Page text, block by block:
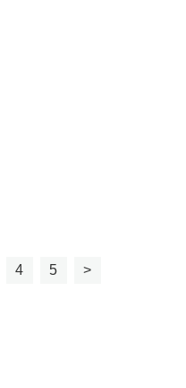
4 5 >